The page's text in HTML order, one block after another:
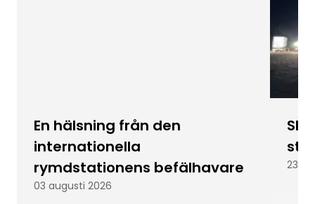
En hälsning från den
internationella
rymdstationens befälhavare
03 augusti 2026
23